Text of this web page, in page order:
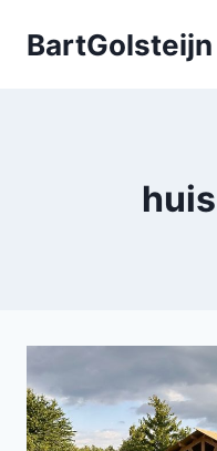
naarBartGolsteijn